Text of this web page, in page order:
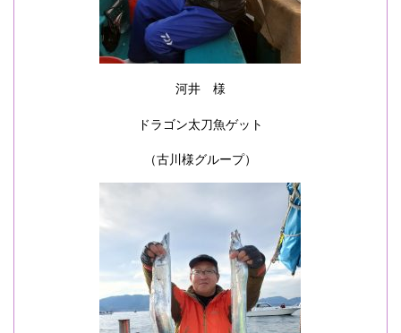
河井 様
ドラゴン太刀魚ゲット
（古川様グループ）